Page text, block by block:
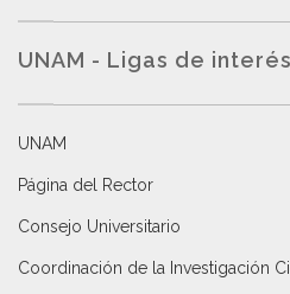
UNAM - Ligas de
UNAM
Página del Rector
Consejo Universitario
Coordinación de la Investigación